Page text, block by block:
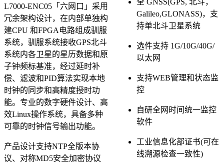
L7000-ENC05「六网口」采用
冗余架构设计，在内部单独构
建CPU 和FPGA电路组成驯服
系统，驯服系统接收GPS北斗
系统内各卫星的星历数据和原
子钟频标基准，经过延时补
偿、滤波和PID算法实现本地
时钟的同步和高精度授时功
能。专业的数字硬件设计、高
效Linux操作系统，具备多种
可靠的时钟信号输出功能。
产品设计支持NTP全版本协
议、对称MD5安全加密协议
Galileo,GLONASS)，支
持单北斗卫星系统
选件支持 1G/10G/40G/
以太网
支持WEB管理和状态监
控
自研全网时间统一监控
软件
工业信息化部证书(可在
线溯源检查一致性)